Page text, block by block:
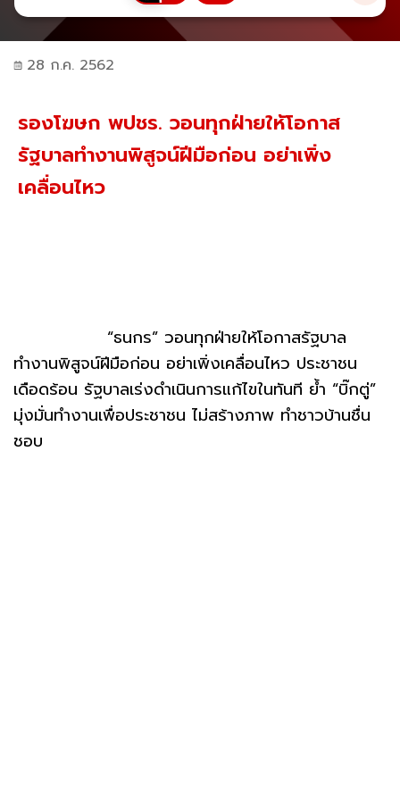
28 ก.ค. 2562
รองโฆษก พปชร. วอนทุกฝ่ายให้โอกาส
รัฐบาลทำงานพิสูจน์ฝีมือก่อน อย่าเพิ่ง
เคลื่อนไหว
“ธนกร” วอนทุกฝ่ายให้โอกาสรัฐบาล
ทำงานพิสูจน์ฝีมือก่อน อย่าเพิ่งเคลื่อนไหว ประชาชน
เดือดร้อน รัฐบาลเร่งดำเนินการแก้ไขในทันที ย้ำ “บิ๊กตู่”
มุ่งมั่นทำงานเพื่อประชาชน ไม่สร้างภาพ ทำชาวบ้านชื่น
ชอบ